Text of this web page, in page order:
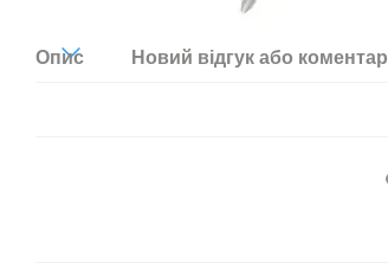
Опис Новий відгук або коментар